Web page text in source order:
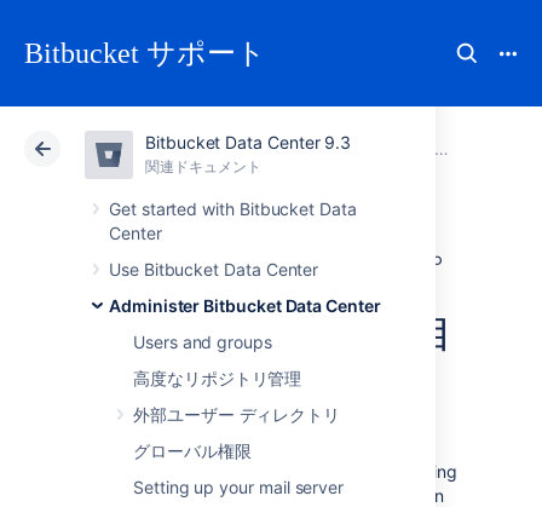
Bitbucket サポート
Bitbucket Data Center 9.3
関連ドキュメント
Get started with Bitbucket Data
Center
Use Bitbucket Data Center
Administer Bitbucket Data Center
Users and groups
高度なリポジトリ管理
外部ユーザー ディレクトリ
グローバル権限
Setting up your mail server
アトラシアン サポート Bitbucket 9.3関連ドキュメント
クラウド Data Center 9.3
非アクティブなプ
ル リクエストを自
動的に却下
Bitbucket Data Center
reducing
the number of pull requests in the list that can